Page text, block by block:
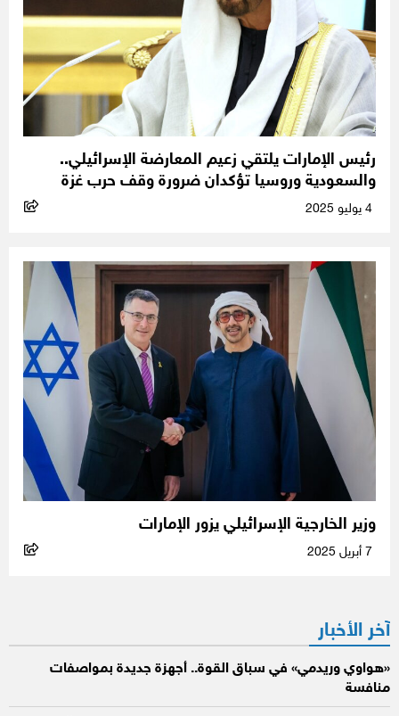
رئيس الإمارات يلتقي زعيم المعارضة الإسرائيلي..
والسعودية وروسيا تؤكدان ضرورة وقف حرب غزة
وزير الخارجية الإسرائيلي يزور الإمارات
آخر الأخبار
«هواوي وريدمي» في سباق القوة.. أجهزة جديدة بمواصفات
منافسة